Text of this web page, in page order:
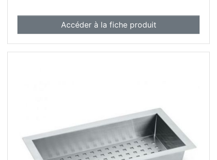
Accéder à la fiche produit